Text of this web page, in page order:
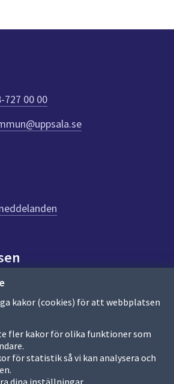
kakor (cookies) för att webbplatsen
fler kakor för olika funktioner som
för statistik så vi kan analysera och
dina inställningar.
727 00 00
och diarium